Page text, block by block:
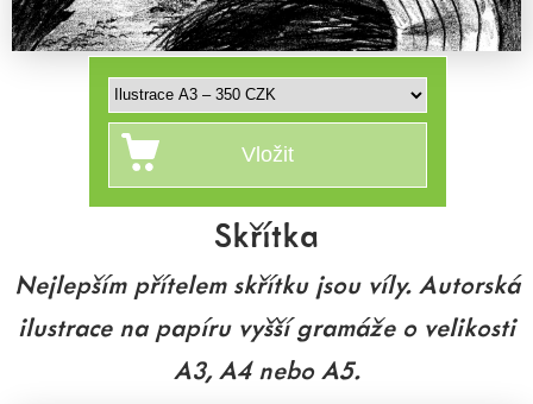
Skřítka
Nejlepším přítelem skřítku jsou víly. Autorská
ilustrace na papíru vyšší gramáže o velikosti
A3, A4 nebo A5.